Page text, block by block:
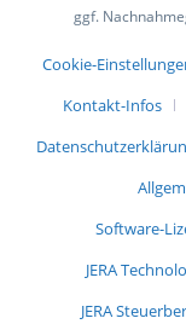
ggf.
Cookie-
Kontakt-Infos
Software-
JERA
JERA